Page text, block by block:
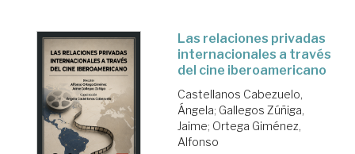
Las relaciones privadas
internacionales a través
del cine iberoamericano
Castellanos Cabezuelo,
Ángela; Gallegos Zúñiga,
Jaime; Ortega Giménez,
Alfonso